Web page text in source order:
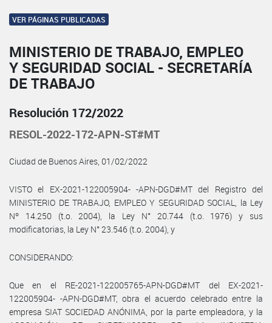
VER PÁGINAS PUBLICADAS
MINISTERIO DE TRABAJO, EMPLEO
Y SEGURIDAD SOCIAL - SECRETARÍA
DE TRABAJO
Resolución 172/2022
RESOL-2022-172-APN-ST#MT
Ciudad de Buenos Aires, 01/02/2022
VISTO el EX-2021-122005904- -APN-DGD#MT del Registro del
MINISTERIO DE TRABAJO, EMPLEO Y SEGURIDAD SOCIAL, la Ley
Nº 14.250 (t.o. 2004), la Ley N° 20.744 (t.o. 1976) y sus
modificatorias, la Ley N° 23.546 (t.o. 2004), y
CONSIDERANDO:
Que en el RE-2021-122005765-APN-DGD#MT del EX-2021-
122005904- -APN-DGD#MT, obra el acuerdo celebrado entre la
empresa SIAT SOCIEDAD ANÓNIMA, por la parte empleadora, y la